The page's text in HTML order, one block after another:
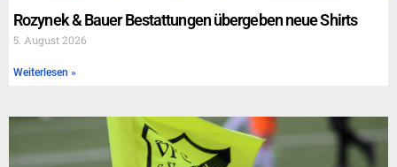
Rozynek & Bauer Bestattungen übergeben neue Shirts
5. August 2026
Weiterlesen »